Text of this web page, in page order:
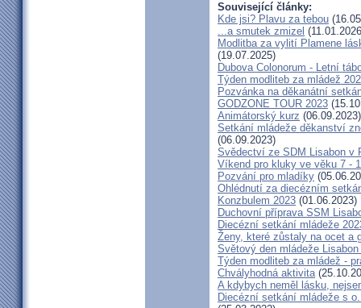
Související články:
Kde jsi? Plavu za tebou
...a smutek zmizel
Modlitba za vylití Plamene
(19.07.2025)
Dubova Colonorum - Letní
Týden modliteb za mládež
Pozvánka na děkanátní
GODZONE TOUR 2023
Animátorský kurz (06.09.2023)
Setkání mládeže děkanství
(06.09.2023)
Svědectví ze SDM Lisabon v
Víkend pro kluky ve věku 7 -
Pozvání pro mladíky
Ohlédnutí za diecézním
Konzbulem 2023 (01.06.2023)
Duchovní příprava SSM
Diecézní setkání mládeže
Ženy, které zůstaly na ocet a
Světový den mládeže
Týden modliteb za mládež -
Chvályhodná aktivita
A kdybych neměl lásku,
Diecézní setkání mládeže s